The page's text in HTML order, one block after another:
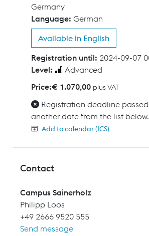
Germany
Language: German
Available in English
Registration until: 2024-09-07
Level:
Advanced
Price:€ 1.070,00 plus VAT
Registration deadline
another date from the list below.
Add to calendar (ICS)
Contact
Campus Sainerholz
Philipp Loos
+49 2666 9520 555
Send message